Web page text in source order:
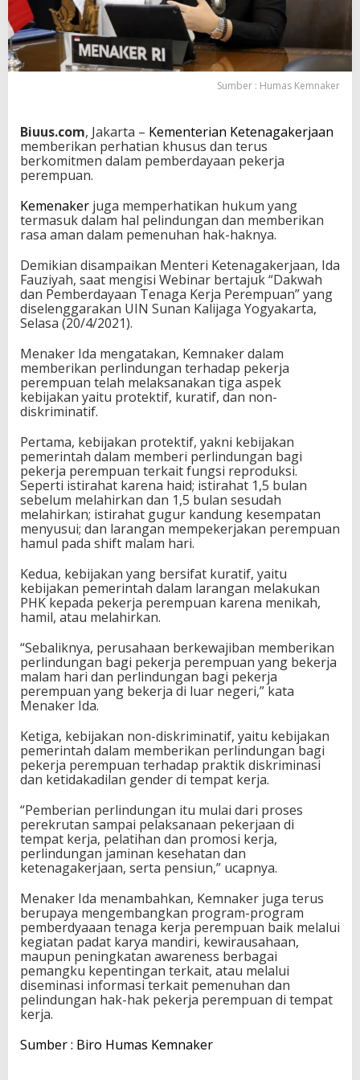
e
n
a
k
m
i
n
n
d
u
g
i
P
e
k
r
j
a
P
e
m
p
u
a
n
Sumber : Humas Kemnaker
Biuus.com, Jakarta – Kementerian Ketenagakerjaan
memberikan perhatian khusus dan terus
berkomitmen dalam pemberdayaan pekerja
perempuan.
Kemenaker juga memperhatikan hukum yang
termasuk dalam hal pelindungan dan memberikan
rasa aman dalam pemenuhan hak-haknya.
Demikian disampaikan Menteri Ketenagakerjaan, Ida
Fauziyah, saat mengisi Webinar bertajuk “Dakwah
dan Pemberdayaan Tenaga Kerja Perempuan” yang
diselenggarakan UIN Sunan Kalijaga Yogyakarta,
Selasa (20/4/2021).
Menaker Ida mengatakan, Kemnaker dalam
memberikan perlindungan terhadap pekerja
perempuan telah melaksanakan tiga aspek
kebijakan yaitu protektif, kuratif, dan non-
diskriminatif.
Pertama, kebijakan protektif, yakni kebijakan
pemerintah dalam memberi perlindungan bagi
pekerja perempuan terkait fungsi reproduksi.
Seperti istirahat karena haid; istirahat 1,5 bulan
sebelum melahirkan dan 1,5 bulan sesudah
melahirkan; istirahat gugur kandung kesempatan
menyusui; dan larangan mempekerjakan perempuan
hamul pada shift malam hari.
Kedua, kebijakan yang bersifat kuratif, yaitu
kebijakan pemerintah dalam larangan melakukan
PHK kepada pekerja perempuan karena menikah,
hamil, atau melahirkan.
“Sebaliknya, perusahaan berkewajiban memberikan
perlindungan bagi pekerja perempuan yang bekerja
malam hari dan perlindungan bagi pekerja
perempuan yang bekerja di luar negeri,” kata
Menaker Ida.
Ketiga, kebijakan non-diskriminatif, yaitu kebijakan
pemerintah dalam memberikan perlindungan bagi
pekerja perempuan terhadap praktik diskriminasi
dan ketidakadilan gender di tempat kerja.
“Pemberian perlindungan itu mulai dari proses
perekrutan sampai pelaksanaan pekerjaan di
tempat kerja, pelatihan dan promosi kerja,
perlindungan jaminan kesehatan dan
ketenagakerjaan, serta pensiun,” ucapnya.
Menaker Ida menambahkan, Kemnaker juga terus
berupaya mengembangkan program-program
pemberdyaaan tenaga kerja perempuan baik melalui
kegiatan padat karya mandiri, kewirausahaan,
maupun peningkatan awareness berbagai
pemangku kepentingan terkait, atau melalui
diseminasi informasi terkait pemenuhan dan
pelindungan hak-hak pekerja perempuan di tempat
kerja.
Sumber : Biro Humas Kemnaker